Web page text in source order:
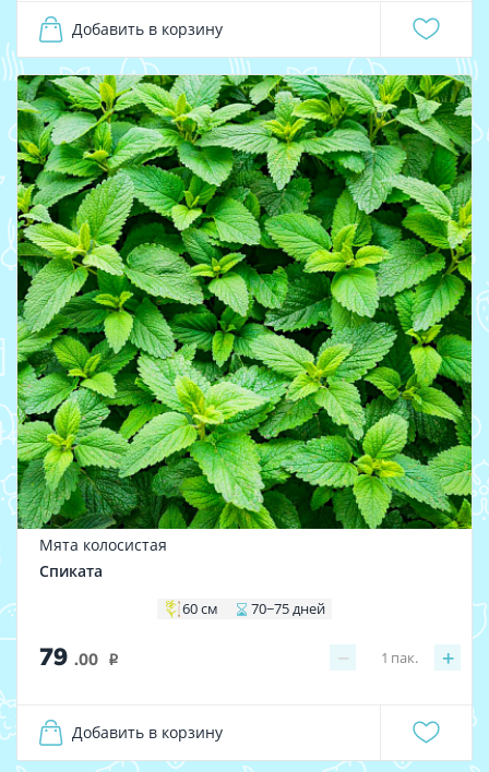
Добавить в корзину
Мята колосистая
Спиката
60 см 70−75 дней
79 .00 i − +
1 пак.
Добавить в корзину